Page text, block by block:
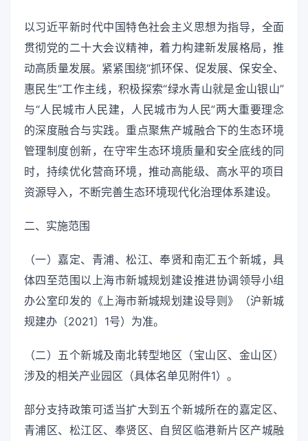
以习近平新时代中国特色社会主义思想为指导，全面
贯彻党的二十大会议精神，着力构建新发展格局，推
动高质量发展。紧紧围绕“抓环保、促发展、保安全、
惠民生”工作主线，积极探索“绿水青山就是金山银山”
与“人民城市人民建，人民城市为人民”两大重要理念
的深度融合与实践。重点聚焦产城融合下的生态环境
管理制度创新，在守牢生态环境质量和安全底线的同
时，持续优化营商环境，推动高能级、高水平的项目
资源导入，不断完善生态环境现代化治理体系建设。
二、实施范围
（一）嘉定、青浦、松江、奉贤和南汇五个新城，具
体四至范围以上海市新城规划建设推进协调领导小组
办公室印发的《上海市新城规划建设导则》（沪新城
规建办〔2021〕1号）为准。
（二）五个新城及南北转型地区（宝山区、金山区）
涉及的相关产业园区（具体名单见附件1）。
部分支持政策可适当扩大到五个新城所在的嘉定区、
青浦区、松江区、奉贤区、自贸区临港新片区产城融